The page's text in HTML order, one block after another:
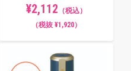
¥2,112 （税込）
（税抜 ¥1,920）